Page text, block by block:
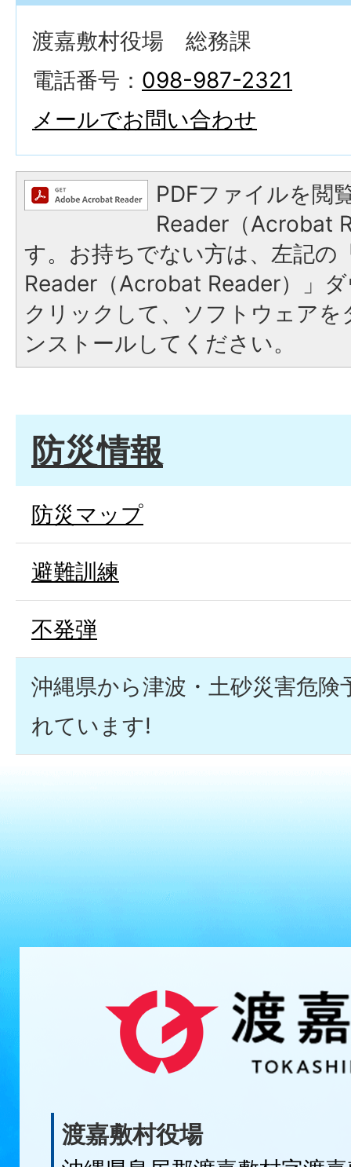
渡嘉敷村役場 総務課
電話番号： 098-987-2321
メールでお問い合わせ
PDFファイルを閲
Reader（Acrobat
す。お持ちでない方は、左記の
Reader（Acrobat Reader）」
クリックして、ソフトウェア
ンストールしてください。
防災情報
防災マップ
避難訓練
不発弾
沖縄県から津波・土砂災害危
れています!
渡嘉敷村役場